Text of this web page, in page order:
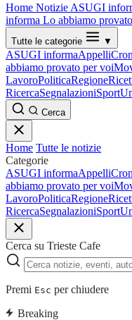
Home Notizie ASUGI
informa Lo abbiamo
Tutte le categorie ▼
ASUGI informaAppelli
abbiamo provato per voi
LavoroPoliticaRegione
RicercaSegnalazioniSport
Cerca
Home Tutte le notizie
Categorie
ASUGI informaAppelli
abbiamo provato per voi
LavoroPoliticaRegione
RicercaSegnalazioniSport
Cerca su Trieste Cafe
Premi Esc per chiudere
Breaking